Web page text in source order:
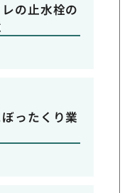
の止水栓の
ったくり業